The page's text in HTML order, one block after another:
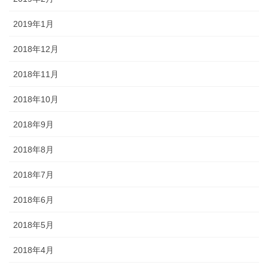
2019年1月
2018年12月
2018年11月
2018年10月
2018年9月
2018年8月
2018年7月
2018年6月
2018年5月
2018年4月